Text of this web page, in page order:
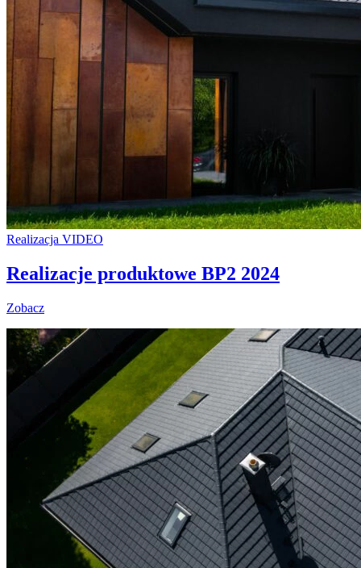
Realizacja VIDEO
Realizacje produktowe BP2 2024
Zobacz